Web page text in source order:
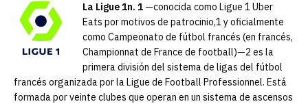
La Ligue 1n. 1​ —conocida como Ligue 1 Uber
Eats por motivos de patrocinio,1​​ y oficialmente
como Campeonato de fútbol francés (en francés,
Championnat de France de football)—2​ es la
primera división del sistema de ligas del fútbol
francés organizada por la Ligue de Football Professionnel. Está
formada por veinte clubes que operan en un sistema de ascensos